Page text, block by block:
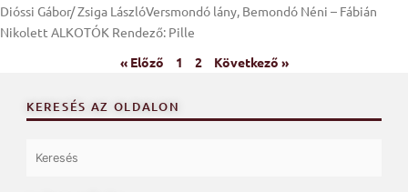
Dióssi Gábor/ Zsiga LászlóVersmondó lány, Bemondó Néni – Fábián
Nikolett ALKOTÓK Rendező: Pille
« Előző
1 2 Következő »
KERESÉS AZ OLDALON